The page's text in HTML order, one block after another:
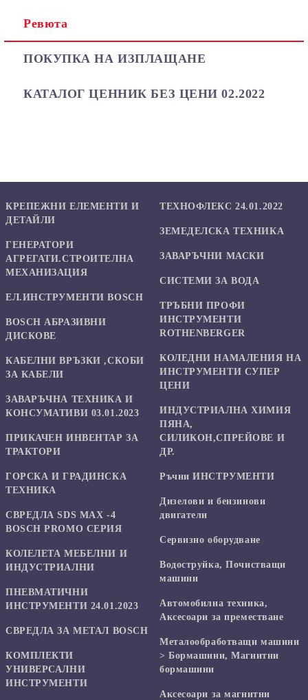
Ние ще се свържем с вас в рамките на работния ден.
Ревюта
ПОКУПКА НА ИЗПЛАЩАНЕ
КАТАЛОГ ЦЕННИК БЕЗ ЦЕНИ 02.2022
КРЕПЕЖНИ ЕЛЕМЕНТИ И
ДЕТАЙЛИ
ГЕНЕРАТОРИ
АГРЕГАТИ.СТРОИТЕЛНА
МЕХАНИЗАЦИЯ
ЕЛ.ИНСТРУМЕНТИ BOSCH
BOSCH АБРАЗИВНИ
ДИСКОВЕ
КАБЕЛНИ ВРЪЗКИ ,СКОБИ
ЗА КАБЕЛИ
ЗАВАРЪЧНА ТЕХНИКА И
КОНСУМАТИВИ 03.01.2023
ПРИКАЧЕН ИНВЕНТАР ЗА
ТРАКТОРИ
ГОРСКА И ГРАДИНСКА
ТЕХНИКА
СВРЕДЛА SDS MAX -4
BOSCH PROMO СЕРИЯ
КОЛЕЛЕТА МЕБЕЛНИ И
ИНДУСТРИАЛНИ
ПНЕВМАТИЧНИ
ИНСТРУМЕНТИ 24.01.2023
СВРЕДЛА ЗА МЕТАЛ BOSCH
КОМПЛЕКТИ
УНИВЕРСАЛНИ
ИНСТРУМЕНТИ
ТЕХНОФЛЕКС 24.01.2022
ЗЕМЕДЕЛСКА ТЕХНИКА
ЗАВАРЪЧНИ МАСКИ
СИСТЕМИ ЗА ВОДА
ТРЪБНИ ПРОФИ
ИНСТРУМЕНТИ
ROTHENBERGER
КОЛЕДНИ НАМАЛЕНИЯ НА
ИНСТРУМЕНТИ СУПЕР
ЦЕНИ
ИНДУСТРИАЛНА ХИМИЯ
ПЯНА,
СИЛИКОН,СПРЕЙОВЕ И
ДР.
Ръчни ИНСТРУМЕНТИ
Дизелови и бензинови
двигатели
Сервизно оборудване
Водоструйка, Почистващи
машини
Автомобилна техника,
Аксесоари за преместване
Mеталообработващи машини
> Бормашини, Магнитни
бормашини
Аксесоари за магнитни